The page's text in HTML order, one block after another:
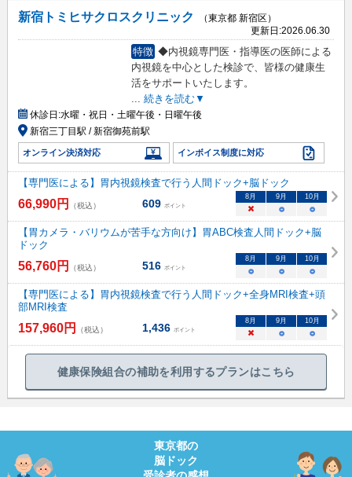
新宿トミヒサクロスクリニック
（東京都 新宿区）
更新日:2026.06.30
特徴 ◆内視鏡専門医・指導医の医師による
内視鏡を中心とした検診で、皆様の健康生
活をサポートいたします。
... 続きを読む▼
休診日:水曜・祝日・土曜午後・日曜午後
新宿三丁目駅 / 新宿御苑前駅
オンライン決済対応 インボイス制度に対応
【専門医による】胃内視鏡検査で行う人間ドック+脳ドック
66,990円 （税込） 609 ポイント
8月 9月 10月
× ○ ○
【胃カメラ・バリウムが苦手な方向け】胃ABC検査人間ドック+脳
ドック
56,760円 （税込） 516 ポイント
8月 9月 10月
○ ○ ○
【専門医による】胃内視鏡検査で行う人間ドック+全身MRI検査+頭
部MRI検査
157,960円 （税込） 1,436 ポイント
8月 9月 10月
× ○ ○
健康保険組合の補助を利用するプランはこちら
東京都の
脳ドック